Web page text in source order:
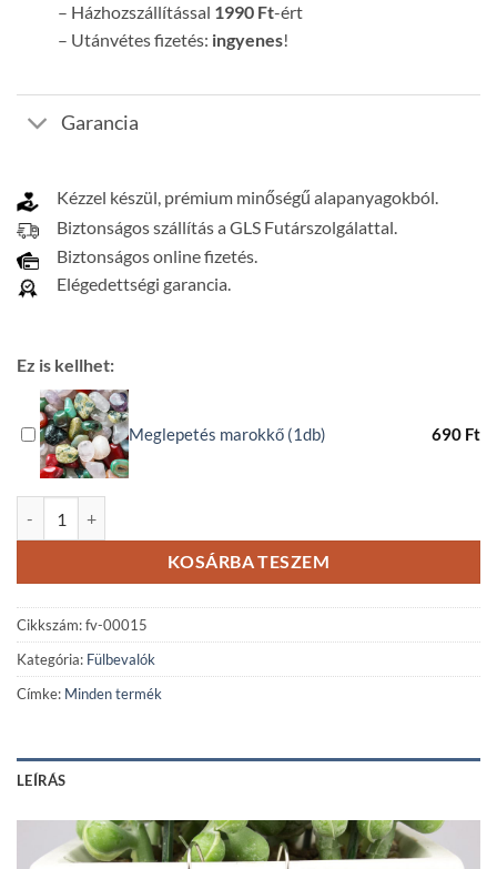
– Házhozszállítással 1990 Ft-ért
– Utánvétes fizetés: ingyenes!
Garancia
Kézzel készül, prémium minőségű alapanyagokból.
Biztonságos szállítás a GLS Futárszolgálattal.
Biztonságos online fizetés.
Elégedettségi garancia.
Ez is kellhet:
Meglepetés marokkő (1db) 690 Ft
KOSÁRBA TESZEM
Cikkszám:fv-00015
Kategória: Fülbevalók
Címke: Minden termék
LEÍRÁS